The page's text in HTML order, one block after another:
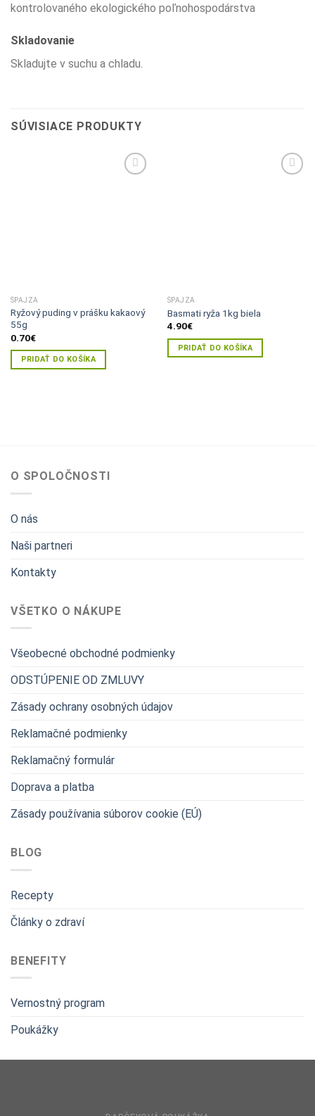
kontrolovaného ekologického poľnohospodárstva
Skladovanie
Skladujte v suchu a chladu.
SÚVISIACE PRODUKTY
ŠPAJZA
Ryžový puding v prášku kakaový
55g
0.70€
PRIDAŤ DO KOŠÍKA
ŠPAJZA
Basmati ryža 1kg biela
4.90€
PRIDAŤ DO KOŠÍKA
O SPOLOČNOSTI
O nás
Naši partneri
Kontakty
VŠETKO O NÁKUPE
Všeobecné obchodné podmienky
ODSTÚPENIE OD ZMLUVY
Zásady ochrany osobných údajov
Reklamačné podmienky
Reklamačný formulár
Doprava a platba
Zásady používania súborov cookie (EÚ)
BLOG
Recepty
Články o zdraví
BENEFITY
Vernostný program
Poukážky